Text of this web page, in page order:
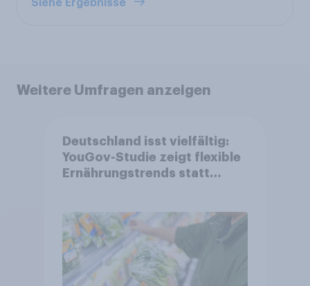
Siehe Ergebnisse
Weitere Umfragen anzeigen
Deutschland isst vielfältig:
YouGov-Studie zeigt flexible
Ernährungstrends statt